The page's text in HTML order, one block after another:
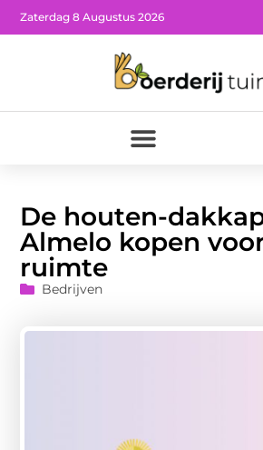
Zaterdag 8 Augustus 2026
De houten-
Almelo kopen
ruimte
Bedrijven